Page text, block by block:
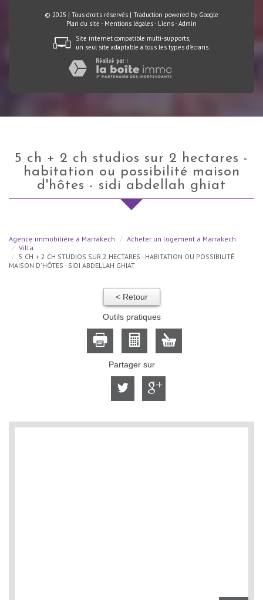
© 2025 | Tous droits réservés | Traduction powered by Google
Plan du site - Mentions légales- Liens-Admin
Site internet compatible multi-supports,
un seul site adaptable à tous les types d'écrans.
5 ch + 2 ch studios sur 2 hectares -
habitation ou possibilité maison
d'hôtes - sidi abdellah ghiat
Agence immobilière à Marrakech
Acheter un logement à Marrakech
Villa
5 CH + 2 CH STUDIOS SUR 2 HECTARES - HABITATION OU POSSIBILITÉ
MAISON D'HÔTES - SIDI ABDELLAH GHIAT
< Retour
Outils pratiques
Partager sur